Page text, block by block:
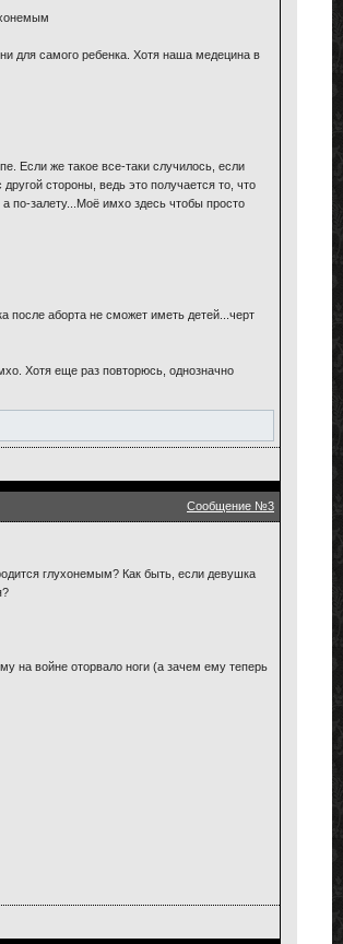
для самого ребенка. Хотя наша медецина в
Если же такое все-таки случилось, если
стороны, ведь это получается то, что
по-залету...Моё имхо здесь чтобы просто
после аборта не сможет иметь детей...черт
Хотя еще раз повторюсь, однозначно
Сообщение №3
глухонемым? Как быть, если девушка
на войне оторвало ноги (а зачем ему теперь